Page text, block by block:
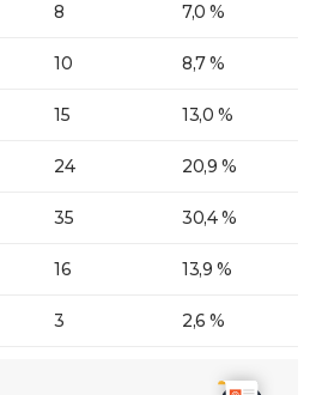
8 7,0 %
10 8,7 %
15 13,0 %
24 20,9 %
35 30,4 %
16 13,9 %
3 2,6 %